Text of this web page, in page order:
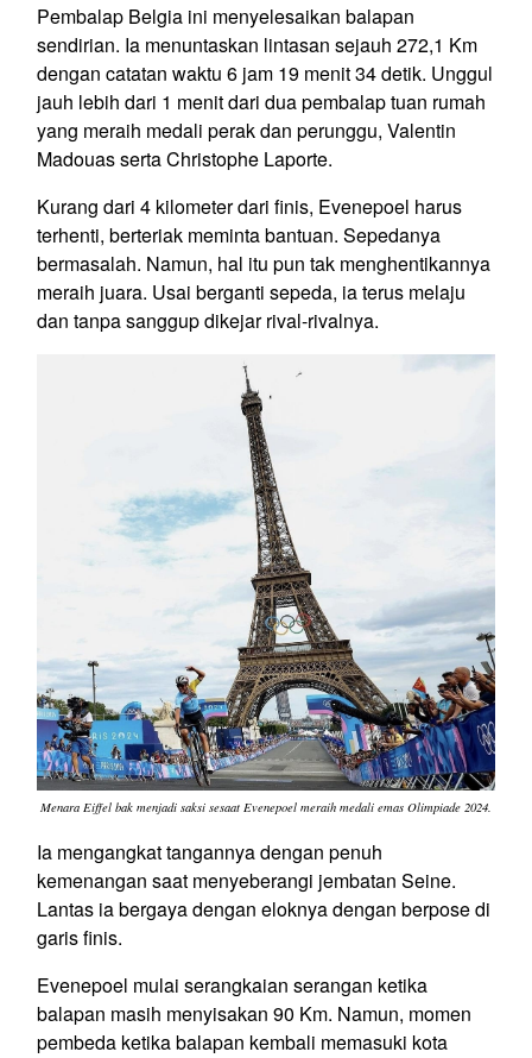
Pembalap Belgia ini menyelesaikan balapan
sendirian. Ia menuntaskan lintasan sejauh 272,1 Km
dengan catatan waktu 6 jam 19 menit 34 detik. Unggul
jauh lebih dari 1 menit dari dua pembalap tuan rumah
yang meraih medali perak dan perunggu, Valentin
Madouas serta Christophe Laporte.
Kurang dari 4 kilometer dari finis, Evenepoel harus
terhenti, berteriak meminta bantuan. Sepedanya
bermasalah. Namun, hal itu pun tak menghentikannya
meraih juara. Usai berganti sepeda, ia terus melaju
dan tanpa sanggup dikejar rival-rivalnya.
Menara Eiffel bak menjadi saksi sesaat Evenepoel meraih medali emas Olimpiade 2024.
Ia mengangkat tangannya dengan penuh
kemenangan saat menyeberangi jembatan Seine.
Lantas ia bergaya dengan eloknya dengan berpose di
garis finis.
Evenepoel mulai serangkaian serangan ketika
balapan masih menyisakan 90 Km. Namun, momen
pembeda ketika balapan kembali memasuki kota